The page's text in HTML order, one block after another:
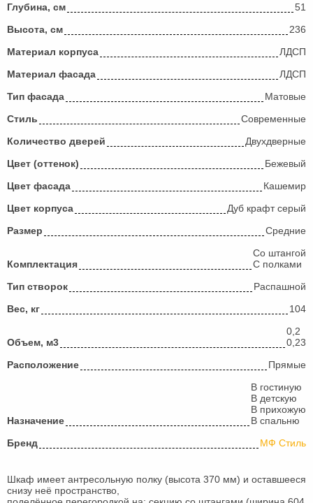
Глубина, см
51
Высота, см
236
Материал корпуса
ЛДСП
Материал фасада
ЛДСП
Тип фасада
Матовые
Стиль
Современные
Количество дверей
Двухдверные
Цвет (оттенок)
Бежевый
Цвет фасада
Кашемир
Цвет корпуса
Дуб крафт серый
Размер
Средние
Комплектация
Со штангой
С полками
Тип створок
Распашной
Вес, кг
104
Объем, м3
0,2
0,23
Расположение
Прямые
Назначение
В гостиную
В детскую
В прихожую
В спальню
Бренд
МФ Стиль
Шкаф имеет антресольную полку (высота 370 мм) и оставшееся
снизу неё пространство,